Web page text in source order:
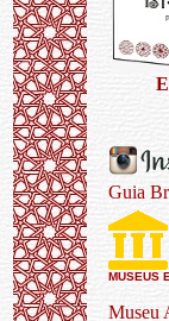
Guia
MUSEUS
Museu